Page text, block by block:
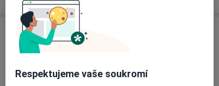
Adresa
Sam. ordinace PL pro děti a dorost
Respektujeme vaše soukromí